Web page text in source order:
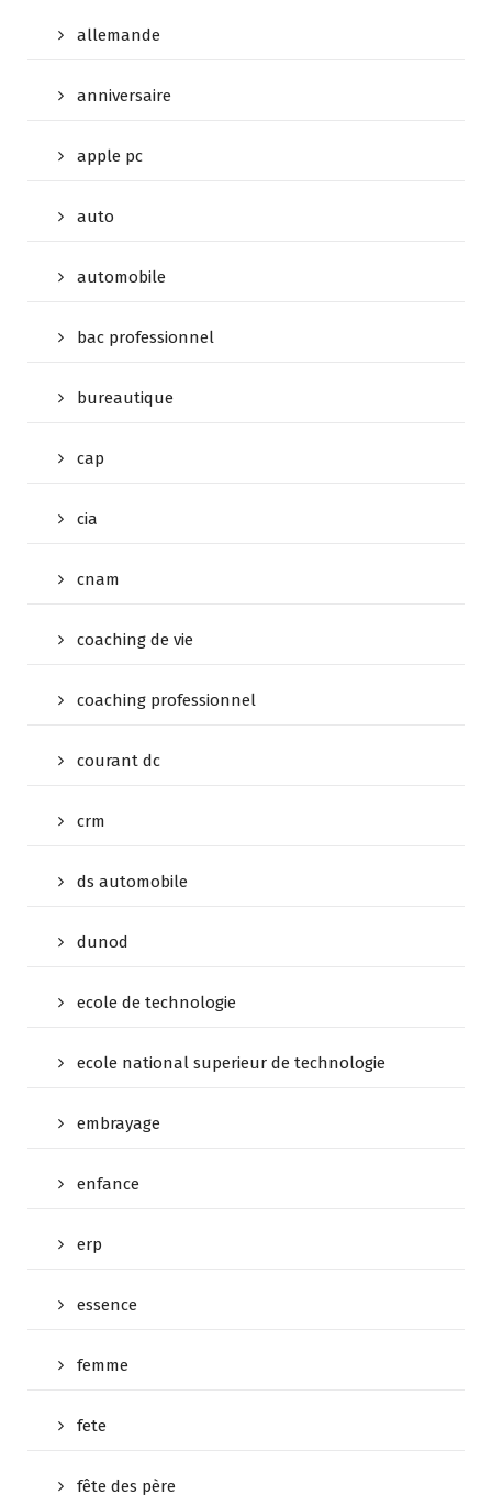
allemande
anniversaire
apple pc
auto
automobile
bac professionnel
bureautique
cap
cia
cnam
coaching de vie
coaching professionnel
courant dc
crm
ds automobile
dunod
ecole de technologie
ecole national superieur de technologie
embrayage
enfance
erp
essence
femme
fete
fête des père